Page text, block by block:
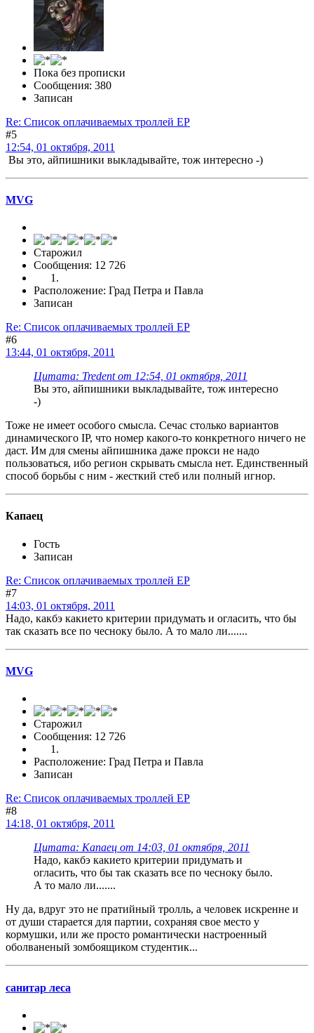
Пока без прописки
Сообщения: 380
Записан
Re: Список оплачиваемых троллей ЕР
#5
12:54, 01 октября, 2011
Вы это, айпишники выкладывайте, тож интересно -)
MVG
Старожил
Сообщения: 12 726
Расположение: Град Петра и Павла
Записан
Re: Список оплачиваемых троллей ЕР
#6
13:44, 01 октября, 2011
Цитата: Tredent от 12:54, 01 октября, 2011
Вы это, айпишники выкладывайте, тож интересно
-)
Тоже не имеет особого смысла. Сечас столько вариантов
динамического IP, что номер какого-то конкретного ничего не
даст. Им для смены айпишника даже прокси не надо
пользоваться, ибо регион скрывать смысла нет. Единственный
способ борьбы с ним - жесткий стеб или полный игнор.
Капаец
Гость
Записан
Re: Список оплачиваемых троллей ЕР
#7
14:03, 01 октября, 2011
Надо, какбэ какието критерии придумать и огласить, что бы
так сказать все по чесноку было. А то мало ли.......
MVG
Старожил
Сообщения: 12 726
Расположение: Град Петра и Павла
Записан
Re: Список оплачиваемых троллей ЕР
#8
14:18, 01 октября, 2011
Цитата: Капаец от 14:03, 01 октября, 2011
Надо, какбэ какието критерии придумать и
огласить, что бы так сказать все по чесноку было.
А то мало ли.......
Ну да, вдруг это не пратийный тролль, а человек искренне и
от души старается для партии, сохраняя свое место у
кормушки, или же просто романтически настроенный
оболваненый зомбоящиком студентик...
санитар леса